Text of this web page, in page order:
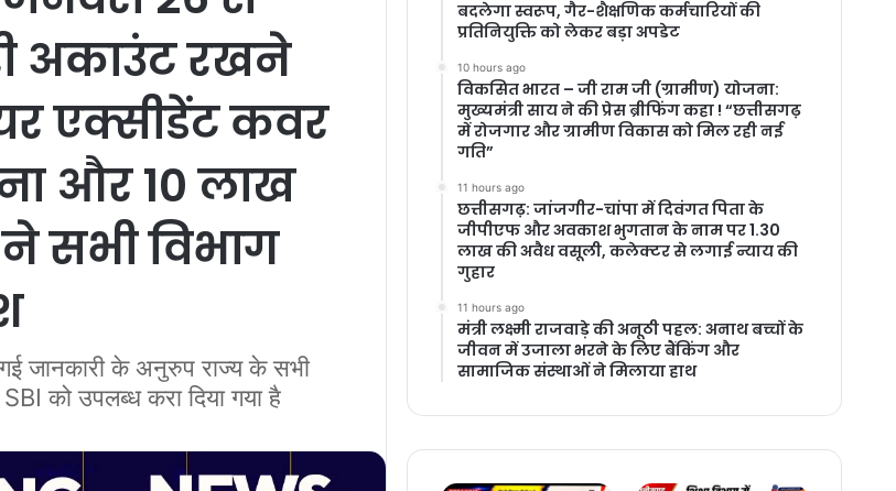
अकाउंट रखने
एक्सीडेंट कवर
और 10 लाख
सभी विभाग
गई जानकारी के अनुरुप राज्य के सभी
SBI को उपलब्ध करा दिया गया है
बदलेगा स्वरूप, गैर-शैक्षणिक कर्मचारियों की
प्रतिनियुक्ति को लेकर बड़ा अपडेट
10 hours ago
विकसित भारत – जी राम जी (ग्रामीण) योजना:
मुख्यमंत्री साय ने की प्रेस ब्रीफिंग कहा ! “छत्तीसगढ़
में रोजगार और ग्रामीण विकास को मिल रही नई
गति”
11 hours ago
छत्तीसगढ़: जांजगीर-चांपा में दिवंगत पिता के
जीपीएफ और अवकाश भुगतान के नाम पर 1.30
लाख की अवैध वसूली, कलेक्टर से लगाई न्याय की
गुहार
11 hours ago
मंत्री लक्ष्मी राजवाड़े की अनूठी पहल: अनाथ बच्चों के
जीवन में उजाला भरने के लिए बैंकिंग और
सामाजिक संस्थाओं ने मिलाया हाथ